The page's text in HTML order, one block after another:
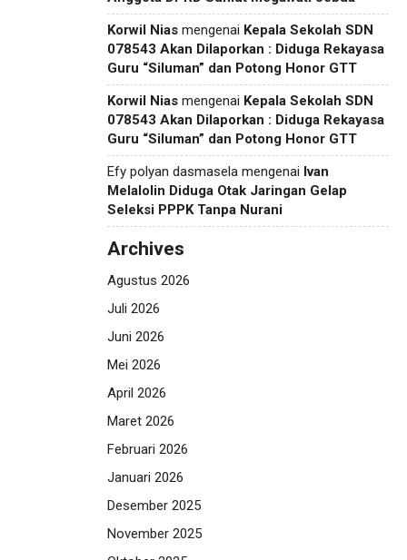
Korwil Nias mengenai Kepala Sekolah SDN
078543 Akan Dilaporkan : Diduga Rekayasa
Guru “Siluman” dan Potong Honor GTT
Korwil Nias mengenai Kepala Sekolah SDN
078543 Akan Dilaporkan : Diduga Rekayasa
Guru “Siluman” dan Potong Honor GTT
Efy polyan dasmasela mengenai Ivan
Melalolin Diduga Otak Jaringan Gelap
Seleksi PPPK Tanpa Nurani
Archives
Agustus 2026
Juli 2026
Juni 2026
Mei 2026
April 2026
Maret 2026
Februari 2026
Januari 2026
Desember 2025
November 2025